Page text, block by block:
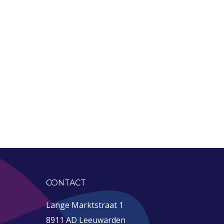
CONTACT
Lange Marktstraat 1
8911 AD Leeuwarden